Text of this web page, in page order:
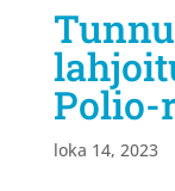
Polio-
loka 14, 2023